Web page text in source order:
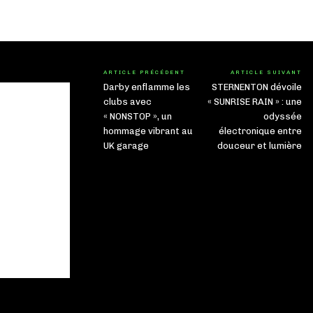
ARTICLE PRÉCÉDENT
Darby enflamme les
clubs avec
« NONSTOP », un
hommage vibrant au
UK garage
ARTICLE SUIVANT
STERNENTON dévoile
« SUNRISE RAIN » : une
odyssée
électronique entre
douceur et lumière